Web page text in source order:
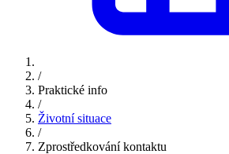
/
Praktické info
/
Životní situace
/
Zprostředkování kontaktu